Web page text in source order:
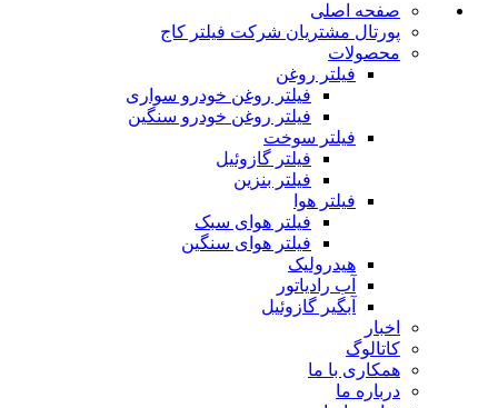
صفحه اصلی
پورتال مشتریان شرکت فیلتر کاج
محصولات
فیلتر روغن
فیلتر روغن خودرو سواری
فیلتر روغن خودرو سنگین
فیلتر سوخت
فیلتر گازوئیل
فیلتر بنزین
فیلتر هوا
فیلتر هوای سبک
فیلتر هوای سنگین
هیدرولیک
آب رادیاتور
آبگیر گازوئیل
اخبار
کاتالوگ
همکاری با ما
درباره ما